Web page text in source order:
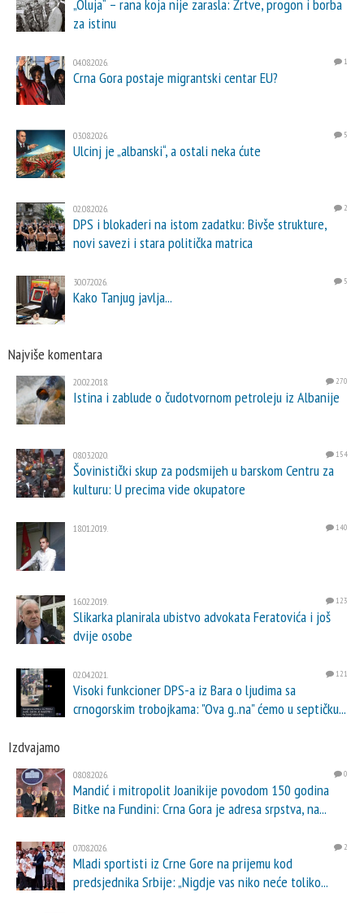
„Oluja“ – rana koja nije zarasla: Žrtve, progon i borba
za istinu
04.08.2026. 1
Crna Gora postaje migrantski centar EU?
03.08.2026. 5
Ulcinj je „albanski“, a ostali neka ćute
02.08.2026. 2
DPS i blokaderi na istom zadatku: Bivše strukture,
novi savezi i stara politička matrica
30.07.2026. 5
Kako Tanjug javlja...
Najviše komentara
20.02.2018. 270
Istina i zablude o čudotvornom petroleju iz Albanije
08.03.2020. 154
Šovinistički skup za podsmijeh u barskom Centru za
kulturu: U precima vide okupatore
18.01.2019. 140
16.02.2019. 123
Slikarka planirala ubistvo advokata Feratovića i još
dvije osobe
02.04.2021. 121
Visoki funkcioner DPS-a iz Bara o ljudima sa
crnogorskim trobojkama: "Ova g..na" ćemo u septičku...
Izdvajamo
08.08.2026. 0
Mandić i mitropolit Joanikije povodom 150 godina
Bitke na Fundini: Crna Gora je adresa srpstva, na...
07.08.2026. 2
Mladi sportisti iz Crne Gore na prijemu kod
predsjednika Srbije: „Nigdje vas niko neće toliko...